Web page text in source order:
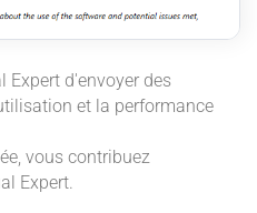
Expert d'envoyer des
et la performance
vous contribuez
Expert.